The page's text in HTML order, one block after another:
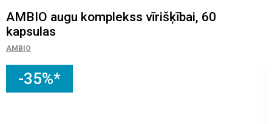
AMBIO augu komplekss vīrišķībai, 60
kapsulas
AMBIO
-35%*